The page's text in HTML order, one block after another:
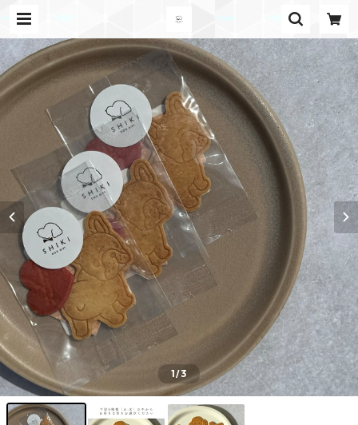
1/3